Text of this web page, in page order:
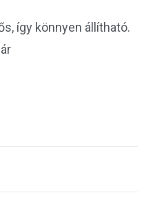
így könnyen állítható.